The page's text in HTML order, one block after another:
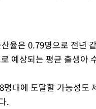
율은 0.79명으로 전년
예상되는 평균 출생아
대에 도달할 가능성도
.